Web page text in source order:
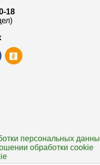
18
персональных
обработки cookie